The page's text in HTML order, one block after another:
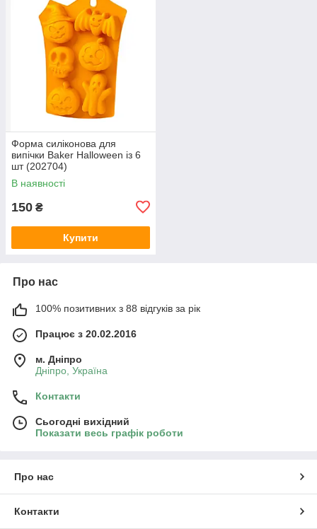
Форма силіконова для
випічки Baker Halloween із 6
шт (202704)
В наявності
150 ₴
Купити
Про нас
100% позитивних з 88 відгуків за рік
Працює з 20.02.2016
м. Дніпро
Дніпро, Україна
Контакти
Сьогодні вихідний
Показати весь графік роботи
Про нас
Контакти